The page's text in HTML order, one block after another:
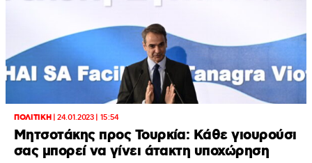
ΠΟΛΙΤΙΚΗ|24.01.2023 | 15:54
Μητσοτάκης προς Τουρκία: Κάθε γιουρούσι
σας μπορεί να γίνει άτακτη υποχώρηση